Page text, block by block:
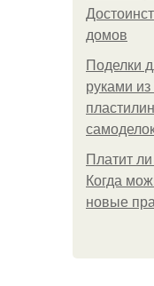
домов
Поделки
руками
Платит
Когда
новые